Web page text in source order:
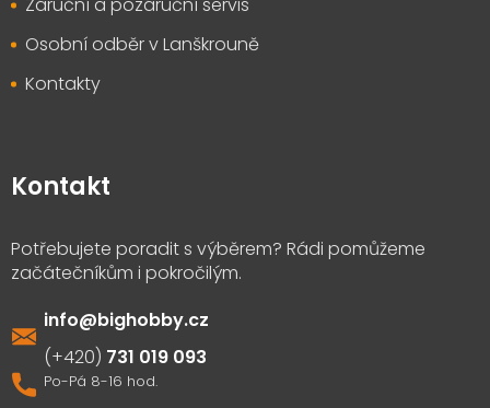
Záruční a pozáruční servis
Osobní odběr v Lanškrouně
Kontakty
Kontakt
info@bighobby.cz
731 019 093